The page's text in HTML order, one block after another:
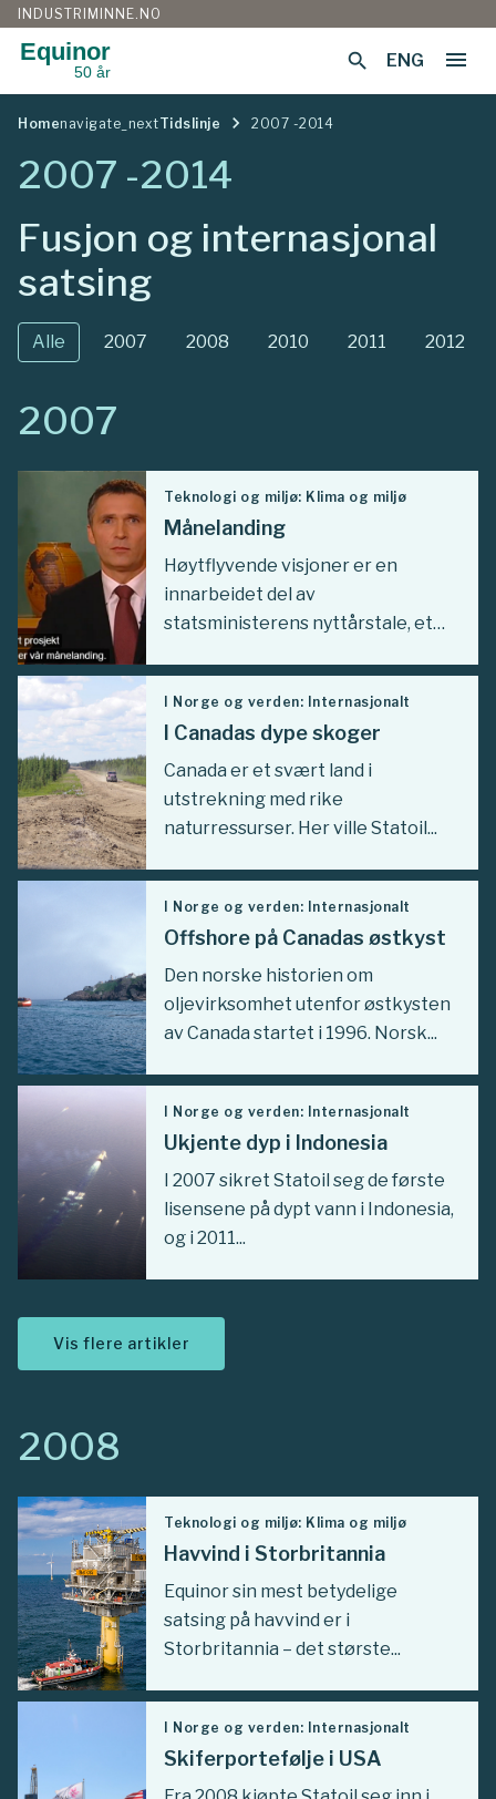
menu
INDUSTRIMINNE.NO
Equinor
50 år search ENG
Homenavigate_nextTidslinje navigate_next 2007 -2014
2007 -2014
Fusjon og internasjonal
satsing
Alle 2007 2008 2010 2011 2012
2007
Teknologi og miljø: Klima og miljø
Månelanding
Høytflyvende visjoner er en
innarbeidet del av
statsministerens nyttårstale, et
I Norge og verden: Internasjonalt
I Canadas dype skoger
Canada er et svært land i
utstrekning med rike
naturressurser. Her ville Statoil...
I Norge og verden: Internasjonalt
Offshore på Canadas østkyst
Den norske historien om
oljevirksomhet utenfor østkysten
av Canada startet i 1996. Norsk...
I Norge og verden: Internasjonalt
Ukjente dyp i Indonesia
I 2007 sikret Statoil seg de første
lisensene på dypt vann i Indonesia,
og i 2011...
Vis flere artikler
2008
Teknologi og miljø: Klima og miljø
Havvind i Storbritannia
Equinor sin mest betydelige
satsing på havvind er i
Storbritannia – det største...
I Norge og verden: Internasjonalt
Skiferportefølje i USA